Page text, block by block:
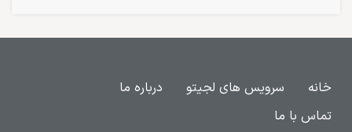
خانه سرویس های لجیتو
درباره ما
تماس با ما